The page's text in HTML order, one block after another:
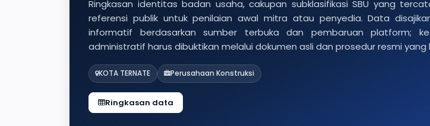
Ringkasan identitas badan usaha, cakupan subklasifikasi SBU yang
referensi publik untuk penilaian awal mitra atau penyedia. Data
informatif berdasarkan sumber terbuka dan pembaruan platform;
administratif harus dibuktikan melalui dokumen asli dan prosedur resmi yang
KOTA TERNATE Perusahaan Konstruksi
Ringkasan data